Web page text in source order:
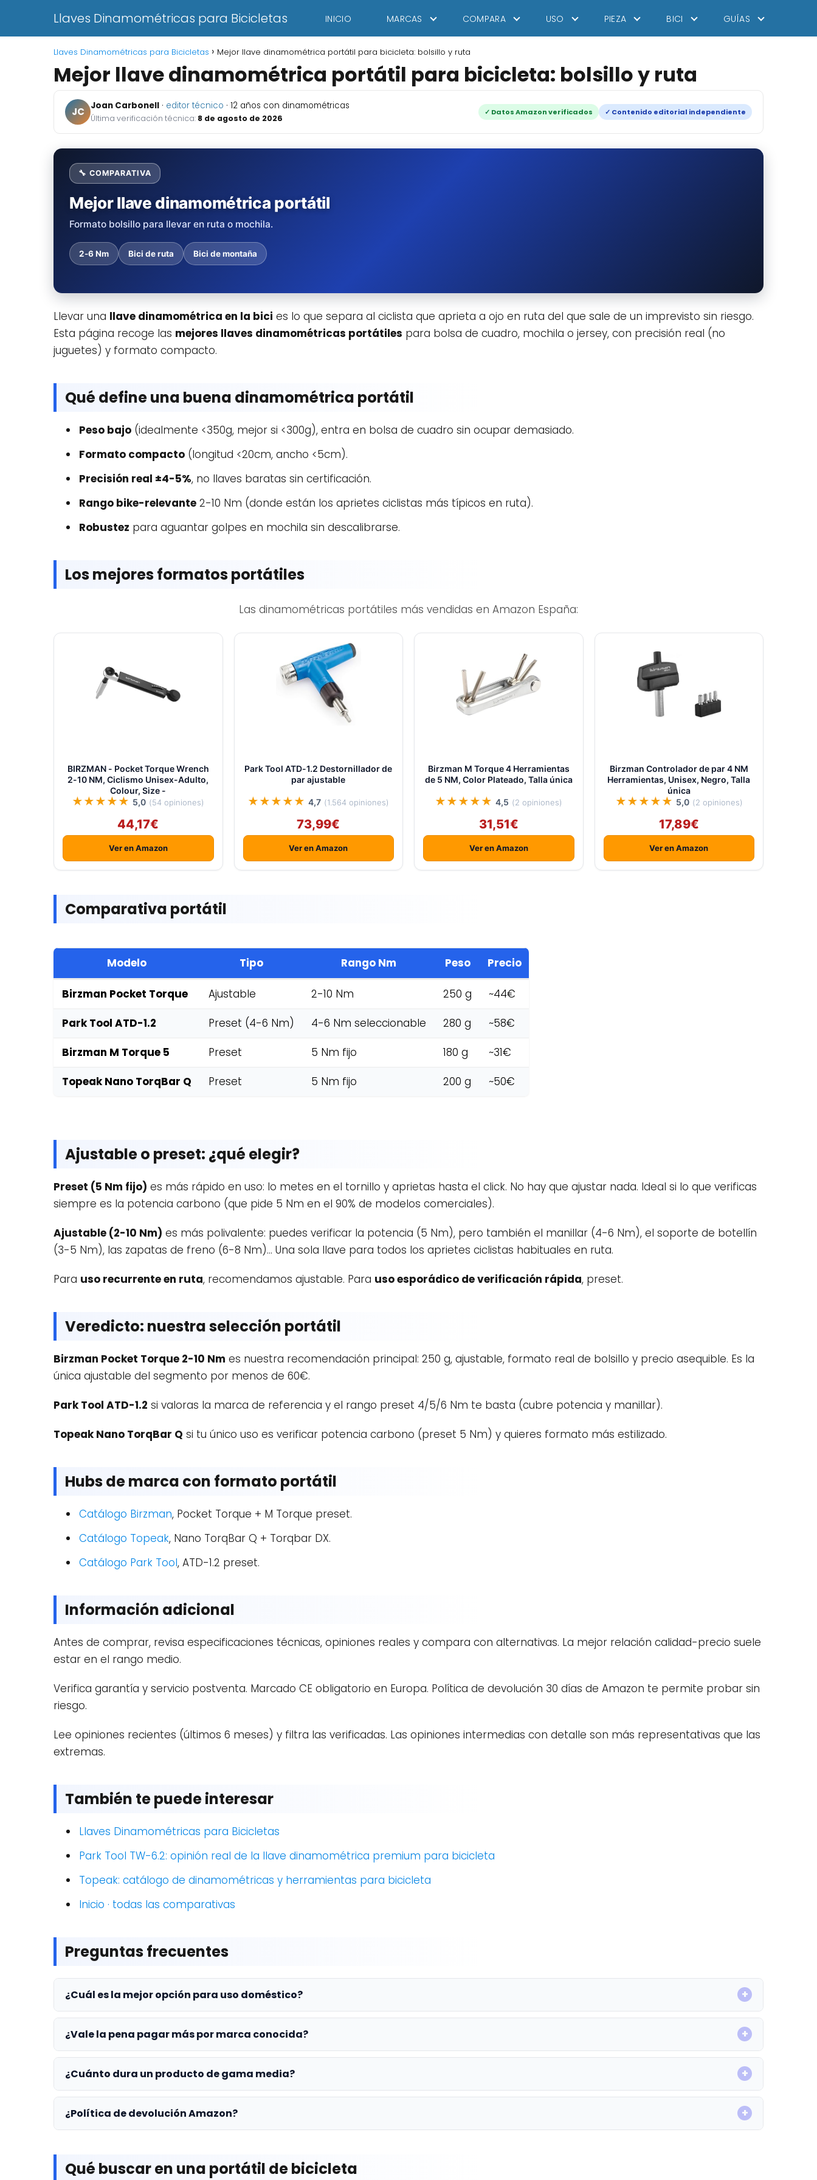
Llaves Dinamométricas para Bicicletas INICIO MARCAS COMPARA USO PIEZA BICI GUÍAS
Llaves Dinamométricas para Bicicletas Mejor llave dinamométrica portátil para bicicleta: bolsillo y ruta
Mejor llave dinamométrica portátil para bicicleta: bolsillo y ruta
JC Joan Carbonell · editor técnico · 12 años con dinamométricas
Última verificación técnica: 8 de agosto de 2026
✓ Datos Amazon verificados ✓ Contenido editorial independiente
🔧 COMPARATIVA
Mejor llave dinamométrica portátil
Formato bolsillo para llevar en ruta o mochila.
2-6 Nm Bici de ruta Bici de montaña
Llevar una llave dinamométrica en la bici es lo que separa al ciclista que aprieta a ojo en ruta del que sale de un imprevisto sin riesgo.
Esta página recoge las mejores llaves dinamométricas portátiles para bolsa de cuadro, mochila o jersey, con precisión real (no
juguetes) y formato compacto.
Qué define una buena dinamométrica portátil
Peso bajo (idealmente <350g, mejor si <300g), entra en bolsa de cuadro sin ocupar demasiado.
Formato compacto (longitud <20cm, ancho <5cm).
Precisión real ±4-5%, no llaves baratas sin certificación.
Rango bike-relevante 2-10 Nm (donde están los aprietes ciclistas más típicos en ruta).
Robustez para aguantar golpes en mochila sin descalibrarse.
Los mejores formatos portátiles
Las dinamométricas portátiles más vendidas en Amazon España:
BIRZMAN - Pocket Torque Wrench
2-10 NM, Ciclismo Unisex-Adulto,
Colour, Size -
★★★★★ 5,0 (54 opiniones)
44,17€
Ver en Amazon
Park Tool ATD-1.2 Destornillador de
par ajustable
★★★★★4,7 (1.564 opiniones)
73,99€
Ver en Amazon
Birzman M Torque 4 Herramientas
de 5 NM, Color Plateado, Talla única
★★★★★4,5 (2 opiniones)
31,51€
Ver en Amazon
Birzman Controlador de par 4 NM
Herramientas, Unisex, Negro, Talla
única
★★★★★ 5,0 (2 opiniones)
17,89€
Ver en Amazon
Comparativa portátil
Modelo Tipo Rango Nm Peso Precio
Birzman Pocket Torque Ajustable 2-10 Nm 250 g
~44€
Park Tool ATD-1.2
Preset (4-6 Nm) 4-6 Nm seleccionable 280 g
~58€
Birzman M Torque 5
Preset 5 Nm fijo 180 g
~31€
Topeak Nano TorqBar Q
Preset 5 Nm fijo 200 g ~50€
Ajustable o preset: ¿qué elegir?
Preset (5 Nm fijo) es más rápido en uso: lo metes en el tornillo y aprietas hasta el click. No hay que ajustar nada. Ideal si lo que verificas
siempre es la potencia carbono (que pide 5 Nm en el 90% de modelos comerciales).
Ajustable (2-10 Nm) es más polivalente: puedes verificar la potencia (5 Nm), pero también el manillar (4-6 Nm), el soporte de botellín
(3-5 Nm), las zapatas de freno (6-8 Nm)… Una sola llave para todos los aprietes ciclistas habituales en ruta.
Para uso recurrente en ruta, recomendamos ajustable. Para uso esporádico de verificación rápida, preset.
Veredicto: nuestra selección portátil
Birzman Pocket Torque 2-10 Nm es nuestra recomendación principal: 250 g, ajustable, formato real de bolsillo y precio asequible. Es la
única ajustable del segmento por menos de 60€.
Park Tool ATD-1.2 si valoras la marca de referencia y el rango preset 4/5/6 Nm te basta (cubre potencia y manillar).
Topeak Nano TorqBar Q si tu único uso es verificar potencia carbono (preset 5 Nm) y quieres formato más estilizado.
Hubs de marca con formato portátil
Catálogo Birzman, Pocket Torque + M Torque preset.
Catálogo Topeak, Nano TorqBar Q + Torqbar DX.
Catálogo Park Tool, ATD-1.2 preset.
Información adicional
Antes de comprar, revisa especificaciones técnicas, opiniones reales y compara con alternativas. La mejor relación calidad-precio suele
estar en el rango medio.
Verifica garantía y servicio postventa. Marcado CE obligatorio en Europa. Política de devolución 30 días de Amazon te permite probar sin
riesgo.
Lee opiniones recientes (últimos 6 meses) y filtra las verificadas. Las opiniones intermedias con detalle son más representativas que las
extremas.
También te puede interesar
Llaves Dinamométricas para Bicicletas
Park Tool TW-6.2: opinión real de la llave dinamométrica premium para bicicleta
Topeak: catálogo de dinamométricas y herramientas para bicicleta
Inicio · todas las comparativas
Preguntas frecuentes
¿Cuál es la mejor opción para uso doméstico?
¿Vale la pena pagar más por marca conocida?
¿Cuánto dura un producto de gama media?
¿Política de devolución Amazon?
Qué buscar en una portátil de bicicleta